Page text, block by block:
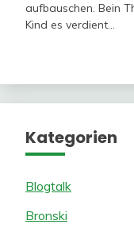
aufbauschen. Bein
Kind es verdient…
Kategorien
Blogtalk
Bronski